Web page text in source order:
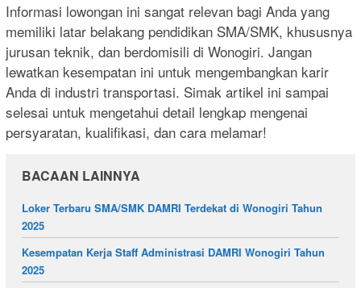
Informasi lowongan ini sangat relevan bagi Anda yang
memiliki latar belakang pendidikan SMA/SMK, khususnya
jurusan teknik, dan berdomisili di Wonogiri. Jangan
lewatkan kesempatan ini untuk mengembangkan karir
Anda di industri transportasi. Simak artikel ini sampai
selesai untuk mengetahui detail lengkap mengenai
persyaratan, kualifikasi, dan cara melamar!
BACAAN LAINNYA
Loker Terbaru SMA/SMK DAMRI Terdekat di Wonogiri Tahun
2025
Kesempatan Kerja Staff Administrasi DAMRI Wonogiri Tahun
2025